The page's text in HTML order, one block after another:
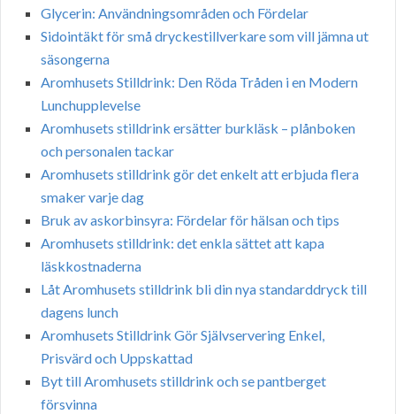
Glycerin: Användningsområden och Fördelar
Sidointäkt för små dryckestillverkare som vill jämna ut
säsongerna
Aromhusets Stilldrink: Den Röda Tråden i en Modern
Lunchupplevelse
Aromhusets stilldrink ersätter burkläsk – plånboken
och personalen tackar
Aromhusets stilldrink gör det enkelt att erbjuda flera
smaker varje dag
Bruk av askorbinsyra: Fördelar för hälsan och tips
Aromhusets stilldrink: det enkla sättet att kapa
läskkostnaderna
Låt Aromhusets stilldrink bli din nya standarddryck till
dagens lunch
Aromhusets Stilldrink Gör Självservering Enkel,
Prisvärd och Uppskattad
Byt till Aromhusets stilldrink och se pantberget
försvinna